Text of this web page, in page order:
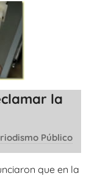
la
Público
que en la